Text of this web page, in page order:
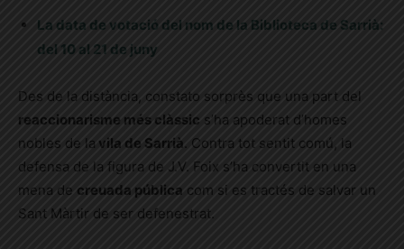
La data de votació del nom de la Biblioteca de Sarrià:
del 10 al 21 de juny
Des de la distància, constato sorprès que una part del
reaccionarisme més clàssic s’ha apoderat d’homes
nobles de la vila de Sarrià. Contra tot sentit comú, la
defensa de la figura de J.V. Foix s’ha convertit en una
mena de creuada pública com si es tractés de salvar un
Sant Màrtir de ser defenestrat.